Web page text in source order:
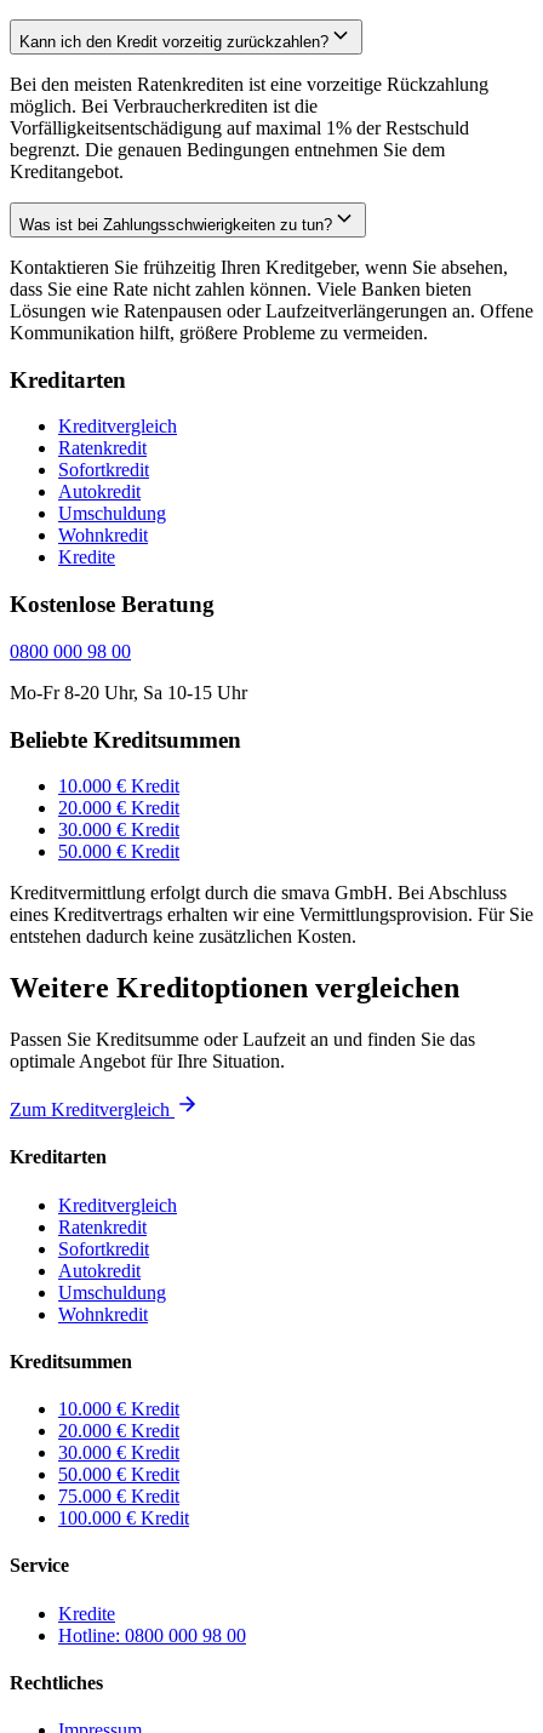
Kann ich den Kredit vorzeitig zurückzahlen?
Bei den meisten Ratenkrediten ist eine vorzeitige Rückzahlung
möglich. Bei Verbraucherkrediten ist die
Vorfälligkeitsentschädigung auf maximal 1% der Restschuld
begrenzt. Die genauen Bedingungen entnehmen Sie dem
Kreditangebot.
Was ist bei Zahlungsschwierigkeiten zu tun?
Kontaktieren Sie frühzeitig Ihren Kreditgeber, wenn Sie absehen,
dass Sie eine Rate nicht zahlen können. Viele Banken bieten
Lösungen wie Ratenpausen oder Laufzeitverlängerungen an. Offene
Kommunikation hilft, größere Probleme zu vermeiden.
Kreditarten
Kreditvergleich
Ratenkredit
Sofortkredit
Autokredit
Umschuldung
Wohnkredit
Kredite
Kostenlose Beratung
0800 000 98 00
Mo-Fr 8-20 Uhr, Sa 10-15 Uhr
Beliebte Kreditsummen
10.000 € Kredit
20.000 € Kredit
30.000 € Kredit
50.000 € Kredit
Kreditvermittlung erfolgt durch die smava GmbH. Bei Abschluss
eines Kreditvertrags erhalten wir eine Vermittlungsprovision. Für Sie
entstehen dadurch keine zusätzlichen Kosten.
Weitere Kreditoptionen vergleichen
Passen Sie Kreditsumme oder Laufzeit an und finden Sie das
optimale Angebot für Ihre Situation.
Zum Kreditvergleich
Kreditarten
Kreditvergleich
Ratenkredit
Sofortkredit
Autokredit
Umschuldung
Wohnkredit
Kreditsummen
10.000 € Kredit
20.000 € Kredit
30.000 € Kredit
50.000 € Kredit
75.000 € Kredit
100.000 € Kredit
Service
Kredite
Hotline: 0800 000 98 00
Rechtliches